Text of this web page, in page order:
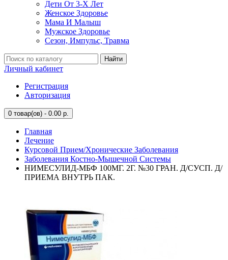
Дети От 3-Х Лет
Женское Здоровье
Мама И Малыш
Мужское Здоровье
Сезон, Импульс, Травма
Найти
Личный кабинет
Регистрация
Авторизация
0 товар(ов) - 0.00 р.
Главная
Лечение
Курсовой Прием/Хронические Заболевания
Заболевания Костно-Мышечной Системы
НИМЕСУЛИД-МБФ 100МГ. 2Г. №30 ГРАН. Д/СУСП. Д/
ПРИЕМА ВНУТРЬ ПАК.